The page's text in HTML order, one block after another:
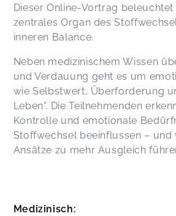
Dieser Online-Vortrag beleuchtet
zentrales Organ des
inneren Balance.
Neben medizinischem Wissen
und Verdauung geht es um
wie Selbstwert, Überforderung
Leben“. Die Teilnehmenden
Kontrolle und emotionale
Stoffwechsel beeinflussen – und
Ansätze zu mehr Ausgleich
Medizinisch: